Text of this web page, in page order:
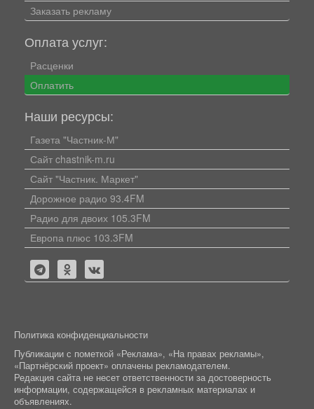
Заказать рекламу
Оплата услуг:
Расценки
Оплатить
Наши ресурсы:
Газета "Частник-М"
Сайт chastnik-m.ru
Сайт "Частник. Маркет"
Дорожное радио 93.4FM
Радио для двоих 105.3FM
Европа плюс 103.3FM
Политика конфиденциальности
Публикации с пометкой «Реклама», «На правах рекламы»,
«Партнёрский проект» оплачены рекламодателем.
Редакция сайта не несет ответственности за достоверность
информации, содержащейся в рекламных материалах и
объявлениях.